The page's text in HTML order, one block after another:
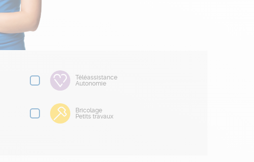
Téléassistance
Autonomie
Bricolage
Petits travaux